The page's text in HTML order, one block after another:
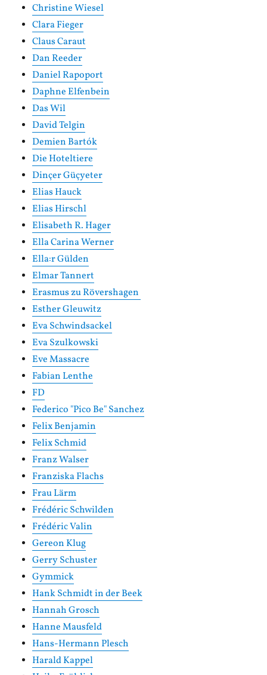
Christine Wiesel
Clara Fieger
Claus Caraut
Dan Reeder
Daniel Rapoport
Daphne Elfenbein
Das Wil
David Telgin
Demien Bartók
Die Hoteltiere
Dinçer Güçyeter
Elias Hauck
Elias Hirschl
Elisabeth R. Hager
Ella Carina Werner
Ella:r Gülden
Elmar Tannert
Erasmus zu Rövershagen
Esther Gleuwitz
Eva Schwindsackel
Eva Szulkowski
Eve Massacre
Fabian Lenthe
FD
Federico "Pico Be" Sanchez
Felix Benjamin
Felix Schmid
Franz Walser
Franziska Flachs
Frau Lärm
Frédéric Schwilden
Frédéric Valin
Gereon Klug
Gerry Schuster
Gymmick
Hank Schmidt in der Beek
Hannah Grosch
Hanne Mausfeld
Hans-Hermann Plesch
Harald Kappel